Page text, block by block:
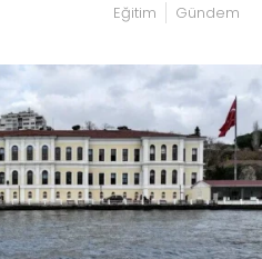
Eğitim Gündem